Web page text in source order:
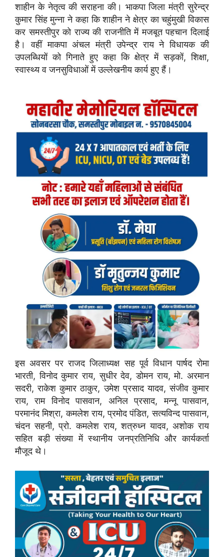
शाहीन के नेतृत्व की सराहना की। भाकपा जिला मंत्री सुरेन्द्र
कुमार सिंह मुन्ना ने कहा कि शाहीन ने क्षेत्र का चहुंमुखी विकास
कर समस्तीपुर को राज्य की राजनीति में मजबूत पहचान दिलाई
है। वहीं माकपा अंचल मंत्री उपेन्द्र राय ने विधायक की
उपलब्धियों को गिनाते हुए कहा कि क्षेत्र में सड़कों, शिक्षा,
स्वास्थ्य व जनसुविधाओं में उल्लेखनीय कार्य हुए हैं।
इस अवसर पर राजद जिलाध्यक्ष सह पूर्व विधान पार्षद रोमा
भारती, विनोद कुमार राय, सुधीर देव, डोमन राय, मो. अरमान
सदरी, राकेश कुमार ठाकुर, उमेश प्रसाद यादव, संजीव कुमार
राय, राम विनोद पासवान, अनिल प्रसाद, मन्नू पासवान,
परमानंद मिश्रा, कमलेश राय, प्रमोद पंडित, सत्यविन्द पासवान,
चंदन सहनी, प्रो. कमलेश राय, शत्रुध्न यादव, अशोक राय
सहित बड़ी संख्या में स्थानीय जनप्रतिनिधि और कार्यकर्ता
मौजूद थे।